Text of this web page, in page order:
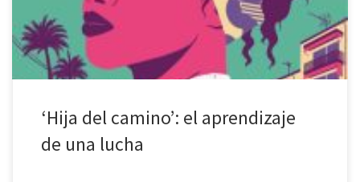
identidad, tus metas y buscar […]
‘Hija del camino’: el aprendizaje
de una lucha